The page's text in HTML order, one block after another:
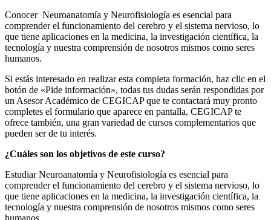
Conocer Neuroanatomía y Neurofisiología es esencial para
comprender el funcionamiento del cerebro y el sistema nervioso, lo
que tiene aplicaciones en la medicina, la investigación científica, la
tecnología y nuestra comprensión de nosotros mismos como seres
humanos.
Si estás interesado en realizar esta completa formación, haz clic en el
botón de «Pide información», todas tus dudas serán respondidas por
un Asesor Académico de CEGICAP que te contactará muy pronto
completes el formulario que aparece en pantalla, CEGICAP te
ofrece también, una gran variedad de cursos complementarios que
pueden ser de tu interés.
¿Cuáles son los objetivos de este curso?
Estudiar Neuroanatomía y Neurofisiología es esencial para
comprender el funcionamiento del cerebro y el sistema nervioso, lo
que tiene aplicaciones en la medicina, la investigación científica, la
tecnología y nuestra comprensión de nosotros mismos como seres
humanos.